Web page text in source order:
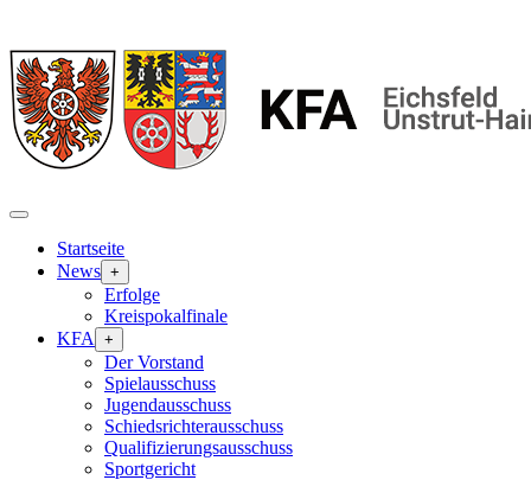
Startseite
News +
Erfolge
Kreispokalfinale
KFA
+
Der Vorstand
Spielausschuss
Jugendausschuss
Schiedsrichterausschuss
Qualifizierungsausschuss
Sportgericht